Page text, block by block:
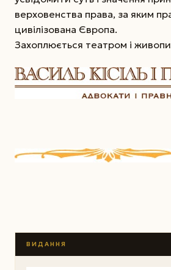
верховенства права, за яким
цивілізована Європа.
Захоплюється театром і
ВИДАННЯ